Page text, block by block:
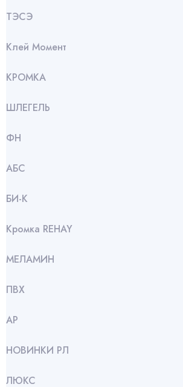
ТЭСЭ
Клей Момент
КРОМКА
ШЛЕГЕЛЬ
ФН
АБС
БИ-К
Кромка REHAY
МЕЛАМИН
ПВХ
АР
НОВИНКИ РЛ
ЛЮКС